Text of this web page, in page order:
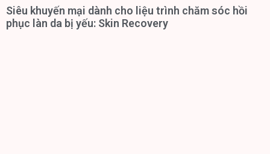
Siêu khuyến mại dành cho liệu trình chăm sóc hồi
phục làn da bị yếu: Skin Recovery